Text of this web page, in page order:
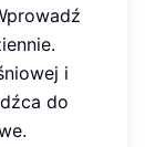
i
do